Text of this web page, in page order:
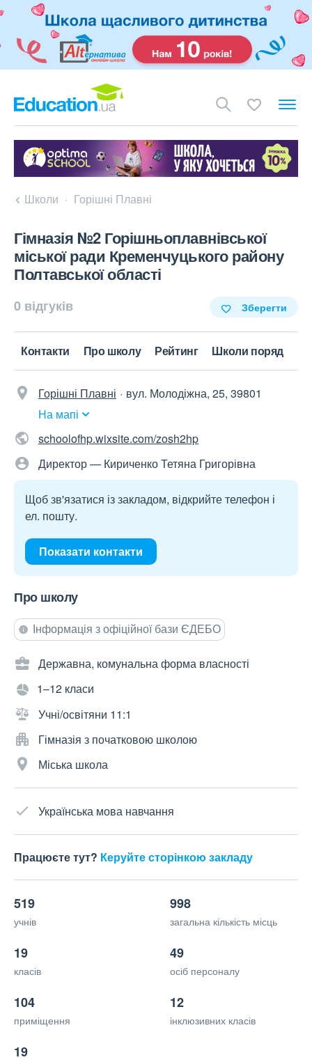
Школи Горішні Плавні
Гімназія №2 Горішньоплавнівської
міської ради Кременчуцького району
Полтавської області
0 відгуків Зберегти
Контакти Про школу Рейтинг Школи поряд
Горішні Плавні
вул. Молодіжна, 25, 39801
На мапі
schoolofhp.wixsite.com/zosh2hp
Директор — Кириченко Тетяна Григорівна
Щоб зв'язатися із закладом, відкрийте телефон і
ел. пошту.
Показати контакти
Про школу
Інформація з офіційної бази ЄДЕБО
Державна, комунальна форма власності
1–12 класи
Учні/освітяни 11:1
Гімназія з початковою школою
Міська школа
Українська мова навчання
Працюєте тут? Керуйте сторінкою закладу
519
учнів
998
загальна кількість місць
19
класів
49
осіб персоналу
104
приміщення
12
інклюзивних класів
19